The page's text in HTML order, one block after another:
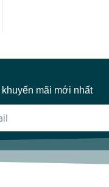
mãi mới nhất